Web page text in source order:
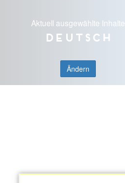
Aktuell ausgewählte Inhalte
Deutsch
Ändern